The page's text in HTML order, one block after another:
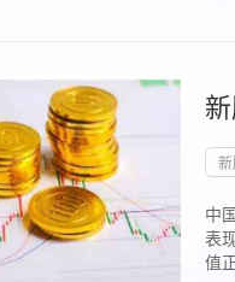
中
表
值